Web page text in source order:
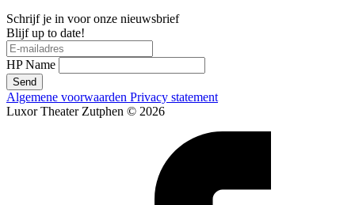
Schrijf je in voor onze nieuwsbrief
Blijf up to date!
HP Name
Send
Algemene voorwaarden Privacy statement
Luxor Theater Zutphen © 2026